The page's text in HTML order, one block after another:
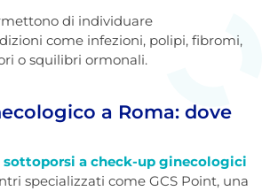
di individuare
come infezioni, polipi, fibromi,
o squilibri ormonali.
a Roma: dove
sottoporsi a check-up ginecologici
specializzati come GCS Point, una